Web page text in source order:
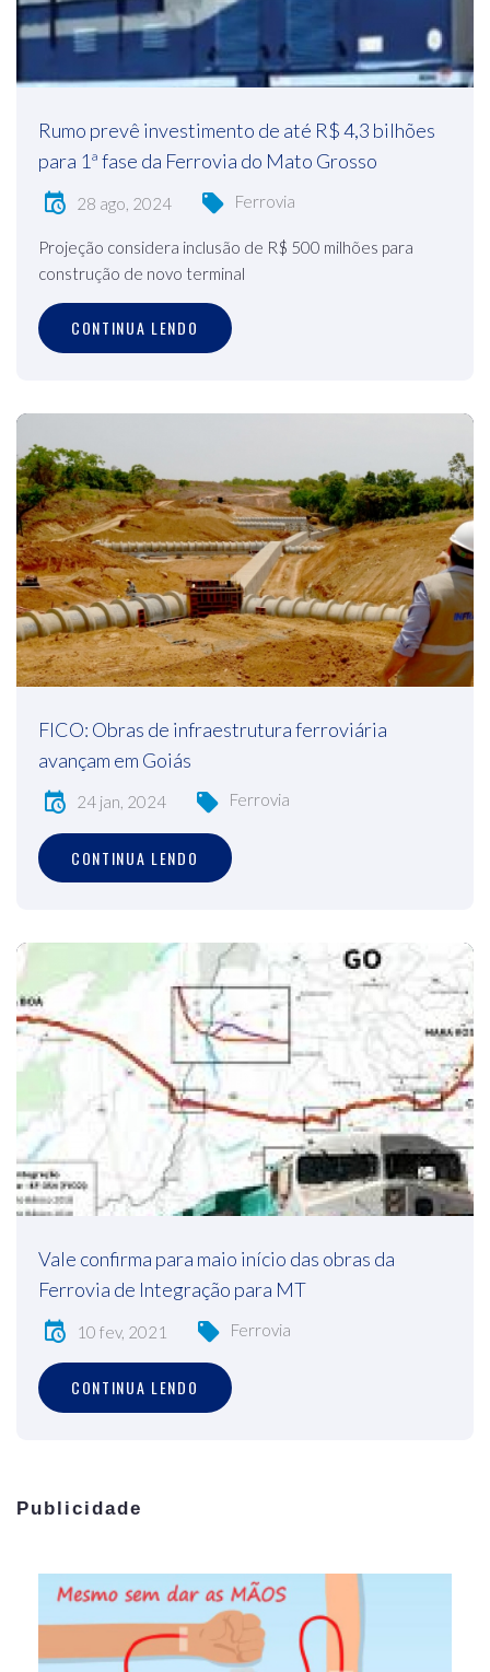
Rumo prevê investimento de até R$ 4,3 bilhões
para 1ª fase da Ferrovia do Mato Grosso
28 ago, 2024 Ferrovia
Projeção considera inclusão de R$ 500 milhões para
construção de novo terminal
CONTINUA LENDO
FICO: Obras de infraestrutura ferroviária
avançam em Goiás
24 jan, 2024 Ferrovia
CONTINUA LENDO
Vale confirma para maio início das obras da
Ferrovia de Integração para MT
10 fev, 2021 Ferrovia
CONTINUA LENDO
Publicidade